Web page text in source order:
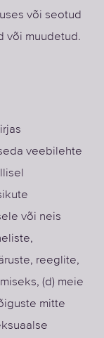
või seotud
või muudetud.
veebilehte
või neis
reeglite,
(d) meie
mitte